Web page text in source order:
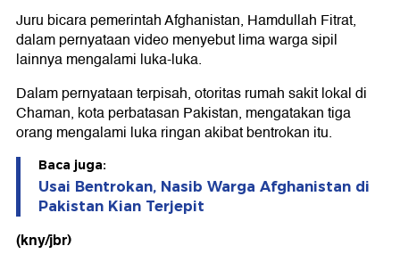
Juru bicara pemerintah Afghanistan, Hamdullah Fitrat,
dalam pernyataan video menyebut lima warga sipil
lainnya mengalami luka-luka.
Dalam pernyataan terpisah, otoritas rumah sakit lokal di
Chaman, kota perbatasan Pakistan, mengatakan tiga
orang mengalami luka ringan akibat bentrokan itu.
Baca juga:
Usai Bentrokan, Nasib Warga Afghanistan di
Pakistan Kian Terjepit
(kny/jbr)